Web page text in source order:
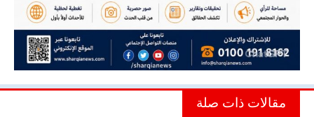
مقالات ذات صلة